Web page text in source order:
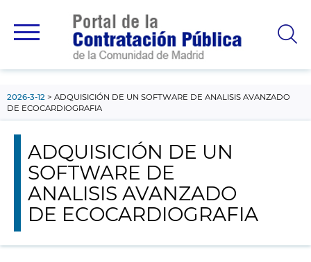
principal
2026-3-12
ADQUISICIÓN DE UN SOFTWARE DE ANALISIS AVANZADO
DE ECOCARDIOGRAFIA
ADQUISICIÓN DE UN
SOFTWARE DE
ANALISIS AVANZADO
DE ECOCARDIOGRAFIA